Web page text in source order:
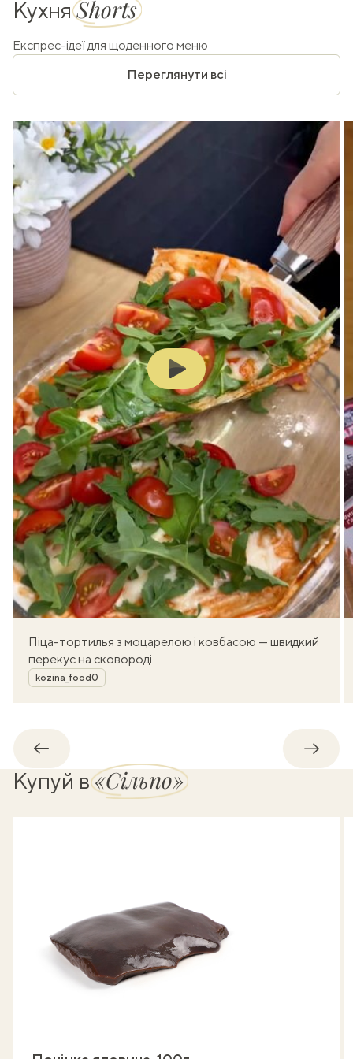
КухняShorts
Експрес-ідеї для щоденного меню
Переглянути всі
Play
Піца-тортилья з моцарелою і ковбасою — швидкий
перекус на сковороді
Автор
kozina_food0
Назад
Купуй в«Сільпо»